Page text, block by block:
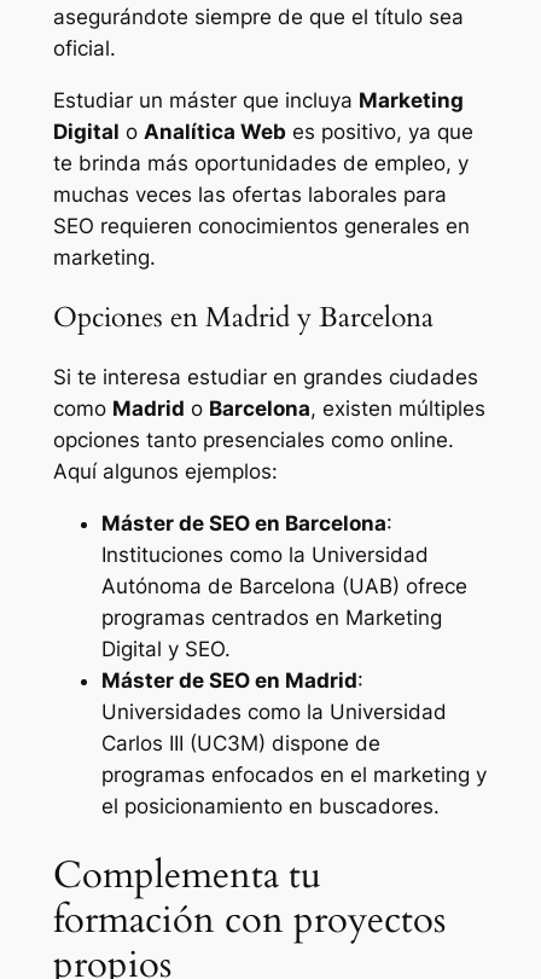
asegurándote siempre de que el título sea
oficial.
Estudiar un máster que incluya Marketing
Digital o Analítica Webes positivo, ya que
te brinda más oportunidades de empleo, y
muchas veces las ofertas laborales para
SEO requieren conocimientos generales en
marketing.
Opciones en Madrid y Barcelona
Si te interesa estudiar en grandes ciudades
como Madrid o Barcelona, existen múltiples
opciones tanto presenciales como online.
Aquí algunos ejemplos:
Máster de SEO en Barcelona:
Instituciones como la Universidad
Autónoma de Barcelona (UAB) ofrece
programas centrados en Marketing
Digital y SEO.
Máster de SEO en Madrid:
Universidades como la Universidad
Carlos III (UC3M) dispone de
programas enfocados en el marketing y
el posicionamiento en buscadores.
Complementa tu
formación con proyectos
propios